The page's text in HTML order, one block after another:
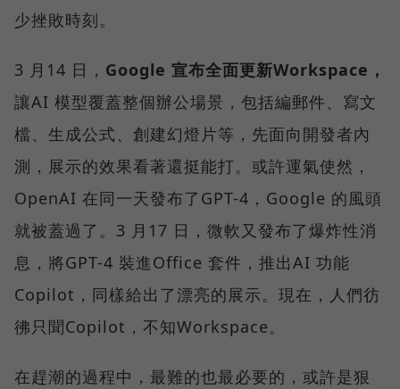
少挫敗時刻。
3 月14 日， Google 宣布全面更新Workspace，
讓AI 模型覆蓋整個辦公場景，包括編郵件、寫文
檔、生成公式、創建幻燈片等，先面向開發者內
測，展示的效果看著還挺能打。或許運氣使然，
OpenAI 在同一天發布了GPT-4，Google 的風頭
就被蓋過了。3 月17 日，微軟又發布了爆炸性消
息，將GPT-4 裝進Office 套件，推出AI 功能
Copilot，同樣給出了漂亮的展示。現在，人們彷
彿只聞Copilot，不知Workspace。
在趕潮的過程中，最難的也最必要的，或許是狠